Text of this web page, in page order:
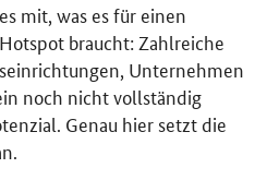
mit, was es für einen
braucht: Zahlreiche
Unternehmen
noch nicht vollständig
Genau hier setzt die